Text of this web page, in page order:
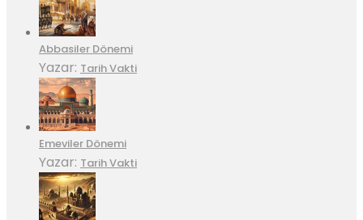
Abbasiler Dönemi
Yazar: Tarih Vakti
Emeviler Dönemi
Yazar: Tarih Vakti